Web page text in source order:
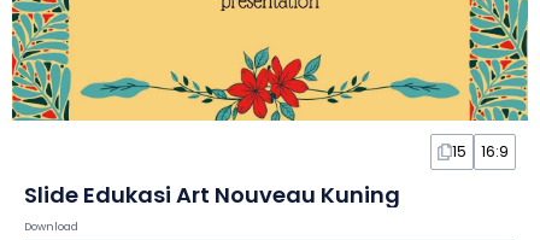
15 16:9
Slide Edukasi Art Nouveau Kuning
Download